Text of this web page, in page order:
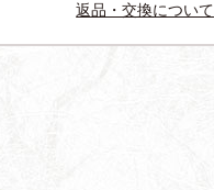
返品・交換について